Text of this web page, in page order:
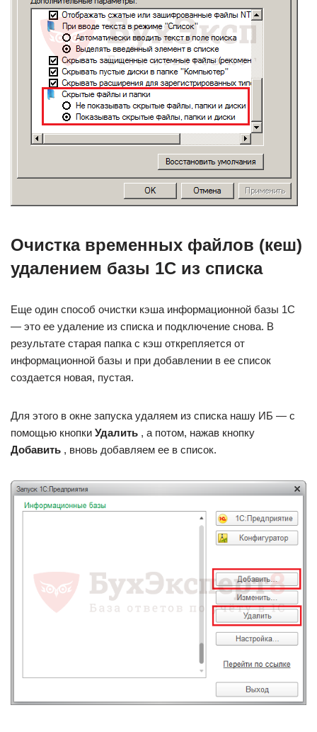
Очистка временных файлов (кеш)
удалением базы 1С из списка
Еще один способ очистки кэша информационной базы 1С
— это ее удаление из списка и подключение снова. В
результате старая папка с кэш открепляется от
информационной базы и при добавлении в ее список
создается новая, пустая.
Для этого в окне запуска удаляем из списка нашу ИБ — с
помощью кнопки Удалить , а потом, нажав кнопку
Добавить , вновь добавляем ее в список.